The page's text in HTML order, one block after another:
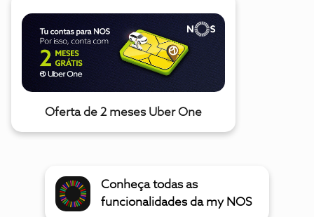
Oferta de 2 meses Uber One
Conheça todas as
funcionalidades da my NOS